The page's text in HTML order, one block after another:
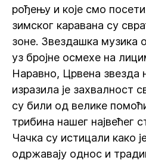
рођењу и које смо
зимског каравана су
зоне. Звездашка музика
уз бројне осмехе на
Наравно, Црвена звезда
изразила је захвалност
су били од велике
трибина нашег највећег
Чачка су истицали како
одржавају однос и